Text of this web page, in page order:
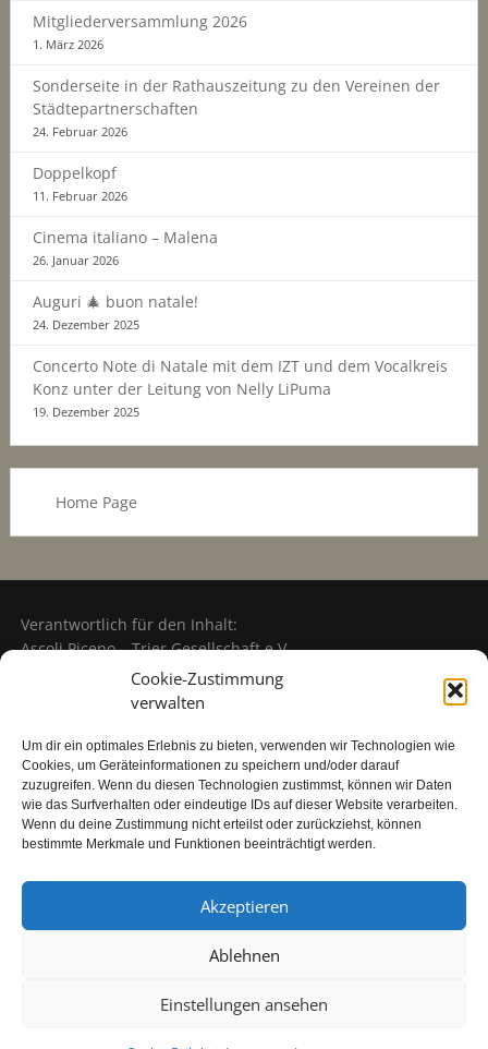
Cookie-Zustimmung
verwalten
Um dir ein optimales Erlebnis zu bieten, verwenden wir Technologien wie
Cookies, um Geräteinformationen zu speichern und/oder darauf
zuzugreifen. Wenn du diesen Technologien zustimmst, können wir Daten
wie das Surfverhalten oder eindeutige IDs auf dieser Website verarbeiten.
Wenn du deine Zustimmung nicht erteilst oder zurückziehst, können
bestimmte Merkmale und Funktionen beeinträchtigt werden.
Akzeptieren
Ablehnen
Einstellungen ansehen
Mitgliederversammlung 2026
1. März 2026
Sonderseite in der Rathauszeitung zu den Vereinen der
Städtepartnerschaften
24. Februar 2026
Doppelkopf
11. Februar 2026
Cinema italiano – Malena
26. Januar 2026
Auguri 🎄 buon natale!
24. Dezember 2025
Concerto Note di Natale mit dem IZT und dem Vocalkreis
Konz unter der Leitung von Nelly LiPuma
19. Dezember 2025
Home Page
Verantwortlich für den Inhalt:
Ascoli Piceno – Trier Gesellschaft e.V.
Amtsgericht Wittlich: VR 3369
Partner und Sponsoren des Vereins
Headerfoto: Piazza del Popolo (Copyright Enzo Morganti -
Ascoli Piceno)